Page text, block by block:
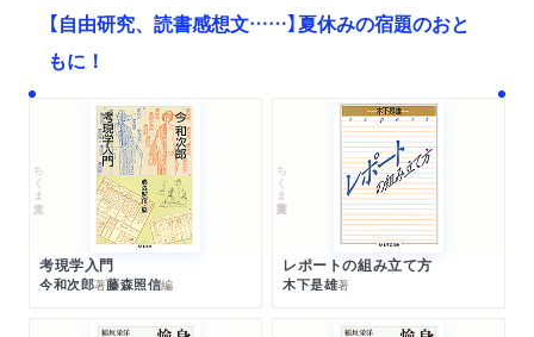
【自由研究、読書感想文……】夏休みの宿題のおと
もに！
ちくま文庫
考現学入門
今和次郎著藤森照信編
ちくま学芸文庫
レポートの組み立て方
木下是雄著